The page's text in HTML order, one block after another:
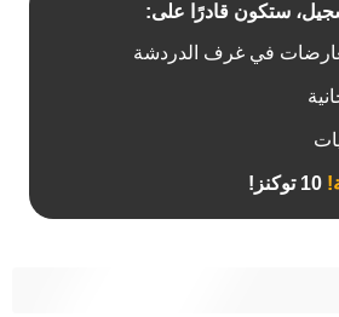
ستكون قادرًا على:
في غرف الدردشة